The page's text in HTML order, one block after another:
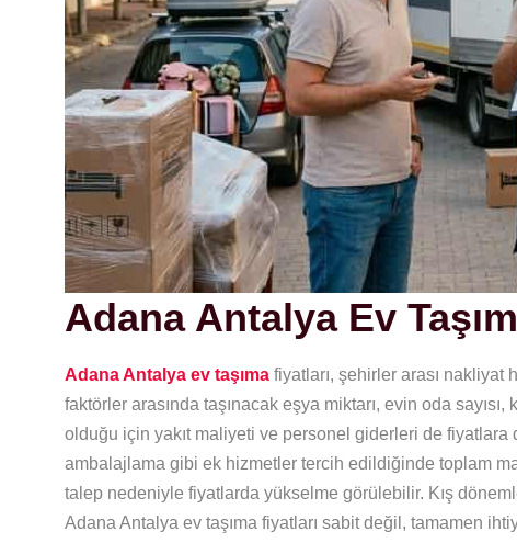
Adana Antalya Ev
Adana Antalya ev taşıma fiyatları, şehirler arası
faktörler arasında taşınacak eşya miktarı, evin oda
olduğu için yakıt maliyeti ve personel giderleri de fiyatlara
ambalajlama gibi ek hizmetler tercih edildiğinde toplam
talep nedeniyle fiyatlarda yükselme görülebilir. Kış
Adana Antalya ev taşıma fiyatları sabit değil, tamamen